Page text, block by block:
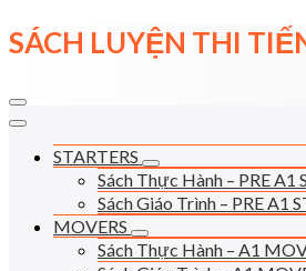
Skip
to
SÁCH LUYỆN THI
STARTERS
Sách Thực Hành – PRE A1
Sách Giáo Trình – PRE A1
MOVERS
Sách Thực Hành – A1